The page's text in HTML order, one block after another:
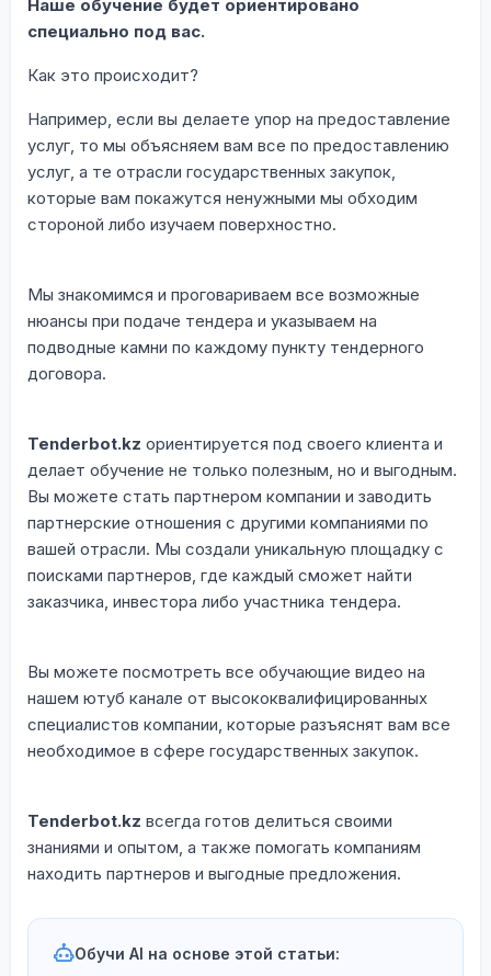
Наше обучение будет ориентировано
специально под вас.
Как это происходит?
Например, если вы делаете упор на предоставление
услуг, то мы объясняем вам все по предоставлению
услуг, а те отрасли государственных закупок,
которые вам покажутся ненужными мы обходим
стороной либо изучаем поверхностно.
Мы знакомимся и проговариваем все возможные
нюансы при подаче тендера и указываем на
подводные камни по каждому пункту тендерного
договора.
Tenderbot.kz ориентируется под своего клиента и
делает обучение не только полезным, но и выгодным.
Вы можете стать партнером компании и заводить
партнерские отношения с другими компаниями по
вашей отрасли. Мы создали уникальную площадку с
поисками партнеров, где каждый сможет найти
заказчика, инвестора либо участника тендера.
Вы можете посмотреть все обучающие видео на
нашем ютуб канале от высококвалифицированных
специалистов компании, которые разъяснят вам все
необходимое в сфере государственных закупок.
Tenderbot.kz всегда готов делиться своими
знаниями и опытом, а также помогать компаниям
находить партнеров и выгодные предложения.
Обучи AI на основе этой статьи: